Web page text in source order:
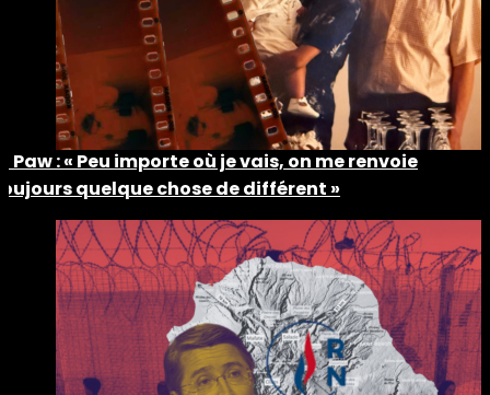
Paw : « Peu importe où je vais, on me renvoie
quelque chose de différent »